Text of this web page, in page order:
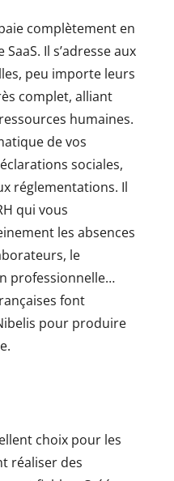
complètement en
Il s’adresse aux
peu importe leurs
complet, alliant
humaines.
de vos
sociales,
réglementations. Il
qui vous
les absences
le
professionnelle…
font
pour produire
choix pour les
réaliser des